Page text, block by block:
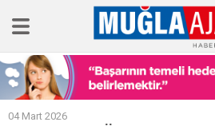
Ana Sayfa
Tüm Haberler
04 Mart 2026